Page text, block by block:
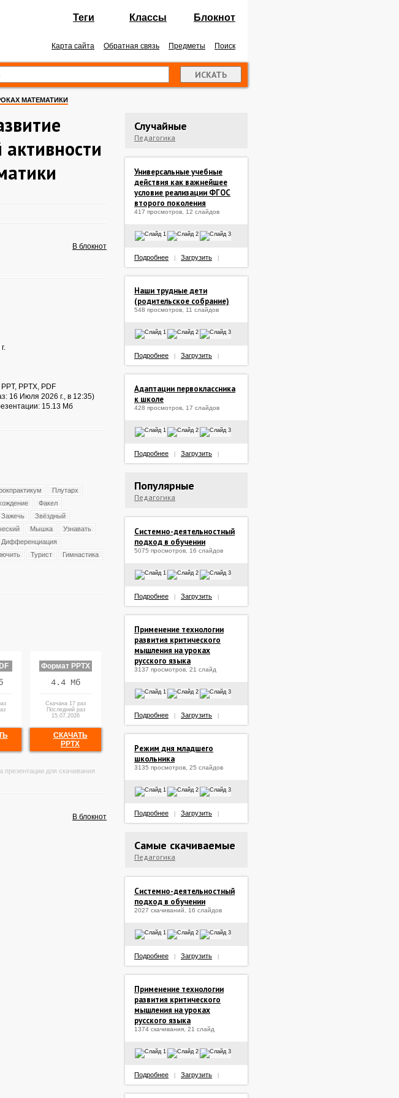
Теги Классы Блокнот
Карта сайта Обратная связь Предметы Поиск
МАТЕМАТИКИ
В блокнот
PPT, PPTX, PDF
16 Июля 2026 г., в 12:35)
15.13 Мб
Плутарх
Факел
Зажечь
Звёздный
Мышка
Узнавать
Дифференциация
Турист
Гимнастика
Формат PPTX
4.4 Мб
Скачана 17 раз
Последний раз
15.07.2026
СКАЧАТЬ
PPTX
для скачивания
В блокнот
Случайные
Педагогика
Универсальные учебные
действия как важнейшее
условие реализации ФГОС
второго поколения
417 просмотров, 12 слайдов
Подробнее Загрузить
Наши трудные дети
(родительское собрание)
548 просмотров, 11 слайдов
Подробнее Загрузить
Адаптации первоклассника
к школе
428 просмотров, 17 слайдов
Подробнее Загрузить
Популярные
Педагогика
Системно-деятельностный
подход в обучении
5075 просмотров, 16 слайдов
Подробнее Загрузить
Применение технологии
развития критического
мышления на уроках
русского языка
3137 просмотров, 21 слайд
Подробнее Загрузить
Режим дня младшего
школьника
3135 просмотров, 25 слайдов
Подробнее Загрузить
Самые скачиваемые
Педагогика
Системно-деятельностный
подход в обучении
2027 скачиваний, 16 слайдов
Подробнее Загрузить
Применение технологии
развития критического
мышления на уроках
русского языка
1374 скачивания, 21 слайд
Подробнее Загрузить